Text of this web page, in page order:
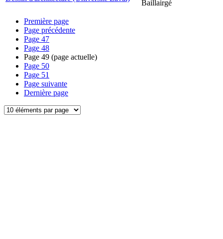
Baillairgé
Première page
Page précédente
Page 47
Page 48
Page 49 (page actuelle)
Page 50
Page 51
Page suivante
Dernière page